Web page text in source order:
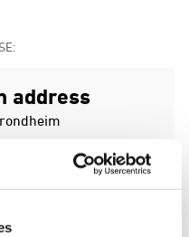
address
Sluppen, 7492